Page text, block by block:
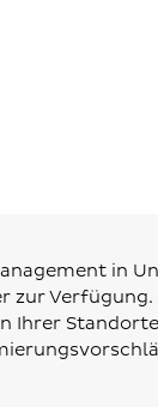
in
zur
Ihrer